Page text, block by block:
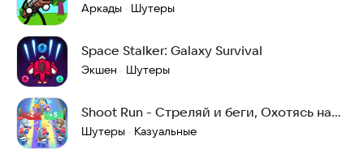
Аркады · Шутеры
Space Stalker: Galaxy Survival
Экшен · Шутеры
Shoot Run - Стреляй и беги, Охотясь на
монстров
Шутеры · Казуальные